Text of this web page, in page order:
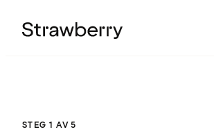
STEG 1 AV 5